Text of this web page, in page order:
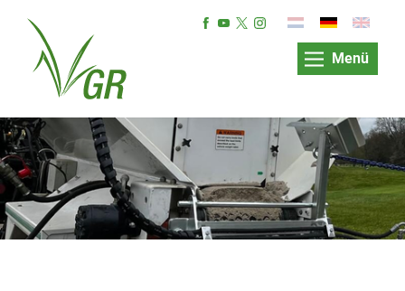
Menü